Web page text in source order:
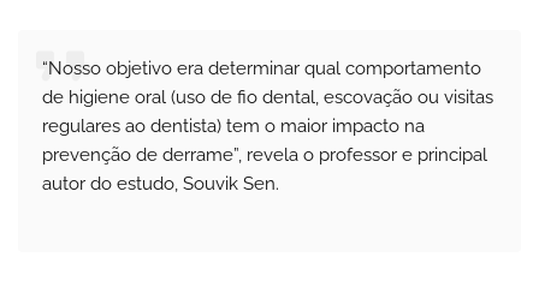
“Nosso objetivo era determinar qual comportamento
de higiene oral (uso de fio dental, escovação ou visitas
regulares ao dentista) tem o maior impacto na
prevenção de derrame”, revela o professor e principal
autor do estudo, Souvik Sen.